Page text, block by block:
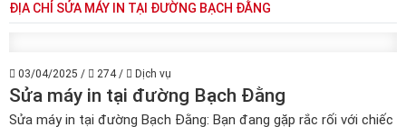
ĐỊA CHỈ SỬA MÁY IN TẠI ĐƯỜNG BẠCH ĐẰNG
03/04/2025 / 274/ Dịch vụ
Sửa máy in tại đường Bạch Đằng
Sửa máy in tại đường Bạch Đằng: Bạn đang gặp rắc rối với chiếc